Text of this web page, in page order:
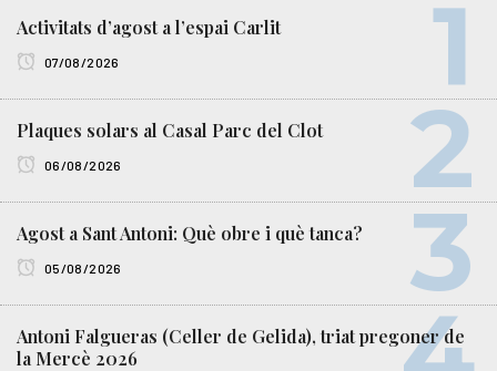
Activitats d’agost a l’espai Carlit
07/08/2026
Plaques solars al Casal Parc del Clot
06/08/2026
Agost a Sant Antoni: Què obre i què tanca?
05/08/2026
Antoni Falgueras (Celler de Gelida), triat pregoner de
la Mercè 2026